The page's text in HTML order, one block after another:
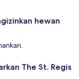
hewan
The St. Regis